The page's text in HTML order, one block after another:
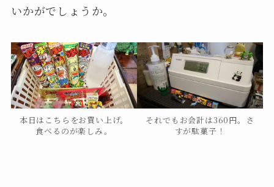
いかがでしょうか。
本日はこちらをお買い上げ。
食べるのが楽しみ。
それでもお会計は360円。さ
すが駄菓子！